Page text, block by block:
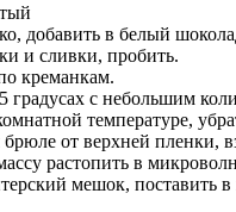
добавить в белый
и сливки, пробить.
креманкам.
градусах с небольшим
температуре,
от верхней пленки,
растопить в
мешок, поставить